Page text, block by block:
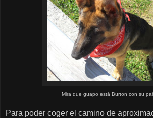
Mira que guapo está Burton con su
Para poder coger el camino de